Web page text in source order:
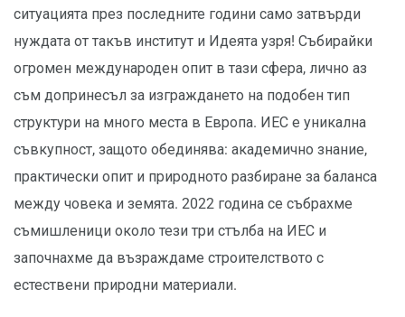
ситуацията през последните години само затвърди
нуждата от такъв институт и Идеята узря! Събирайки
огромен международен опит в тази сфера, лично аз
съм допринесъл за изграждането на подобен тип
структури на много места в Европа. ИЕС е уникална
съвкупност, защото обединява: академично знание,
практически опит и природното разбиране за баланса
между човека и земята. 2022 година се събрахме
съмишленици около тези три стълба на ИЕС и
започнахме да възраждаме строителството с
естествени природни материали.